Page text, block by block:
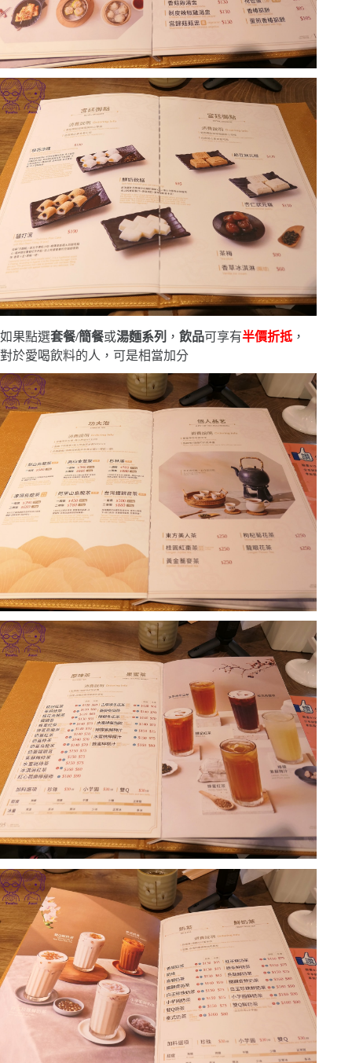
如果點選套餐/簡餐或湯麵系列 ， 飲品可享有半價折抵 ，
對於愛喝飲料的人，可是相當加分